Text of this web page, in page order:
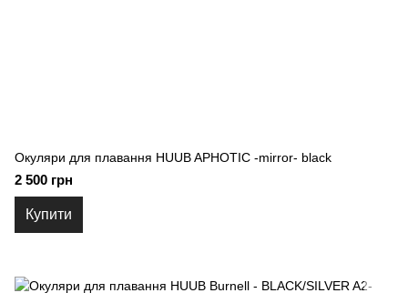
Окуляри для плавання HUUB APHOTIC -mirror- black
2 500 грн
Купити